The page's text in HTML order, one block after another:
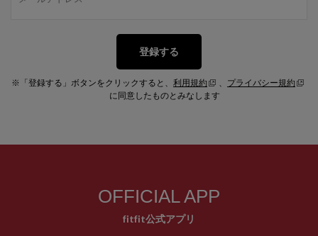
登録する
※「登録する」ボタンをクリックすると、 利用規約 、 プライバシー規約
に同意したものとみなします
OFFICIAL APP
fitfit公式アプリ